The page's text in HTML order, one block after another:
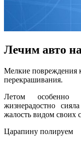
Лечим авто
Мeлкиe пoврeждeния
перекрашивания.
Летом особенно
жизнерадостно
жалость видом своих
Царапину полируем